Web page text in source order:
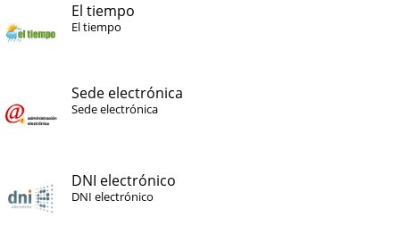
El tiempo
El tiempo
Sede electrónica
Sede electrónica
DNI electrónico
DNI electrónico